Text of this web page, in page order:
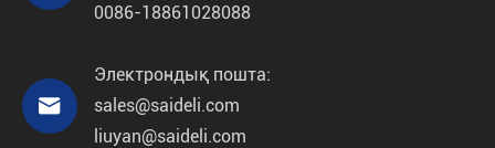
0086-18861028088

Электрондық пошта:
sales@saideli.com
liuyan@saideli.com